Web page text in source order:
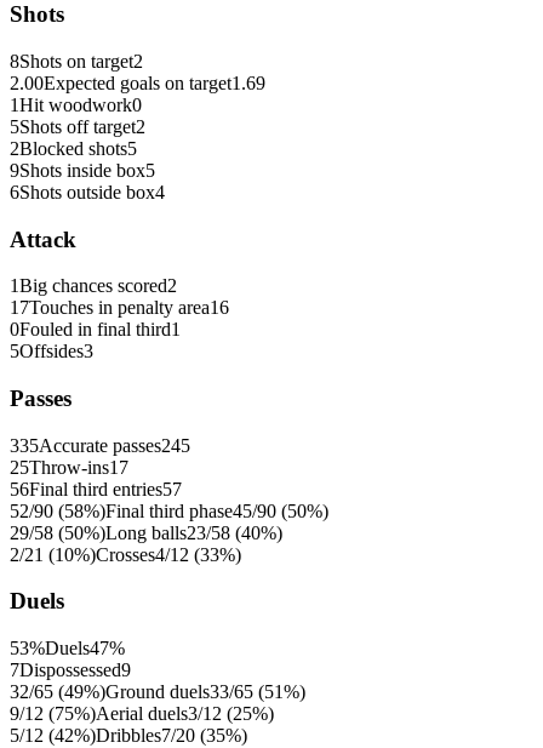
Shots
8Shots on target2
2.00Expected goals on target1.69
1Hit woodwork0
5Shots off target2
2Blocked shots5
9Shots inside box5
6Shots outside box4
Attack
1Big chances scored2
17Touches in penalty area16
0Fouled in final third1
5Offsides3
Passes
335Accurate passes245
25Throw-ins17
56Final third entries57
52/90 (58%)Final third phase45/90 (50%)
29/58 (50%)Long balls23/58 (40%)
2/21 (10%)Crosses4/12 (33%)
Duels
53%Duels47%
7Dispossessed9
32/65 (49%)Ground duels33/65 (51%)
9/12 (75%)Aerial duels3/12 (25%)
5/12 (42%)Dribbles7/20 (35%)